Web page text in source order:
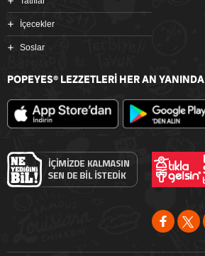
İçecekler
Soslar
POPEYES® LEZZETLERİ HER AN YANINDA